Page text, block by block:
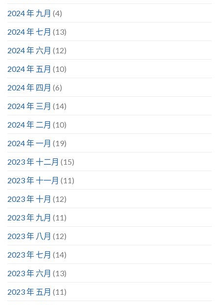
2024 年 九月 (4)
2024 年 七月 (13)
2024 年 六月 (12)
2024 年 五月 (10)
2024 年 四月 (6)
2024 年 三月 (14)
2024 年 二月 (10)
2024 年 一月 (19)
2023 年 十二月 (15)
2023 年 十一月 (11)
2023 年 十月 (12)
2023 年 九月 (11)
2023 年 八月 (12)
2023 年 七月 (14)
2023 年 六月 (13)
2023 年 五月 (11)